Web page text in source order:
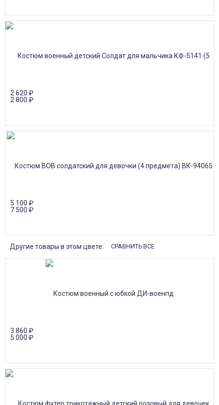
2 620 ₽
2 800 ₽
5 100 ₽
7 500 ₽
Другие товары в этом цвете: СРАВНИТЬ ВСЕ
3 860 ₽
5 000 ₽